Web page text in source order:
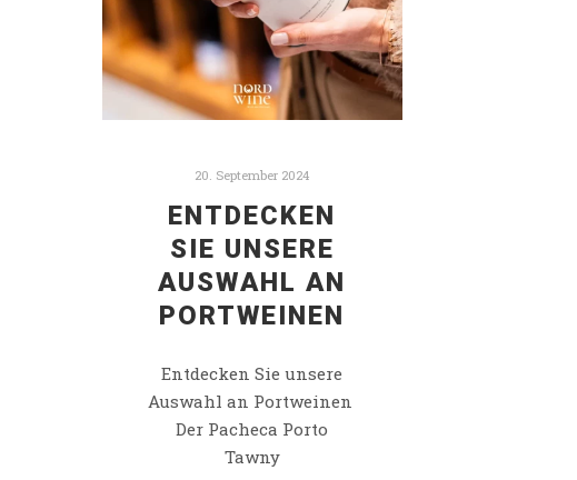
20. September 2024
ENTDECKEN
SIE UNSERE
AUSWAHL AN
PORTWEINEN
Entdecken Sie unsere
Auswahl an Portweinen
Der Pacheca Porto
Tawny